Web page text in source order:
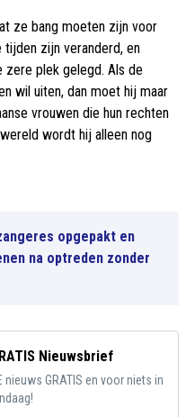
ze bang moeten zijn voor
tijden zijn veranderd, en
plek gelegd. Als de
wil uiten, dan moet hij maar
vrouwen die hun rechten
wordt hij alleen nog
opgepakt en
na optreden zonder
Nieuwsbrief
nieuws GRATIS en voor niets in